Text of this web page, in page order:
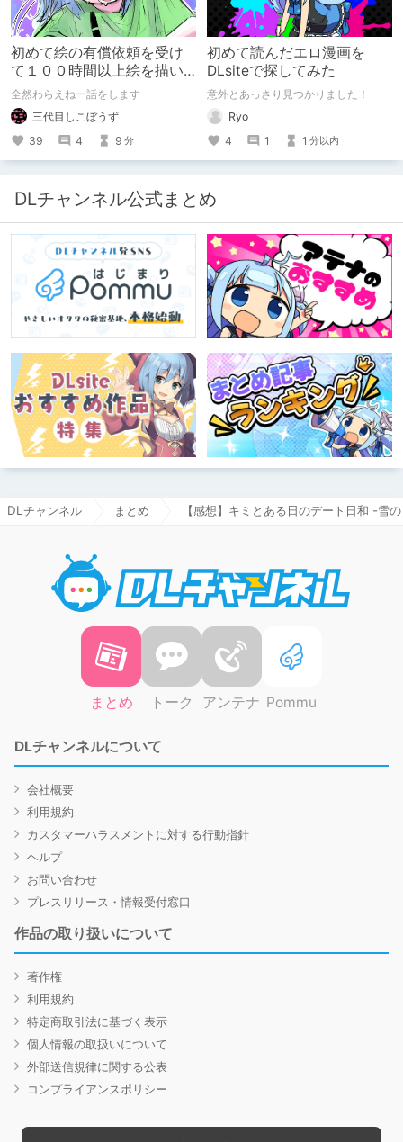
初めて絵の有償依頼を受け
て１００時間以上絵を描い
た話
全然わらえねー話をします
三代目しこぼうず
39
4 9 分
初めて読んだエロ漫画を
DLsiteで探してみた
意外とあっさり見つかりました！
Ryo
4
1 1 分以内
DLチャンネル公式まとめ
DLチャンネル まとめ 【感想】キミとある日のデート日和 -
まとめ トーク アンテナ Pommu
DLチャンネルについて
会社概要
利用規約
カスタマーハラスメントに対する行動指針
ヘルプ
お問い合わせ
プレスリリース・情報受付窓口
作品の取り扱いについて
著作権
利用規約
特定商取引法に基づく表示
個人情報の取扱いについて
外部送信規律に関する公表
コンプライアンスポリシー